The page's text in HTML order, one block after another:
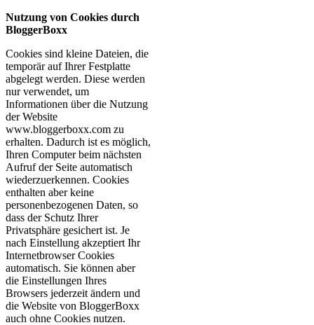
Nutzung von Cookies durch
BloggerBoxx
Cookies sind kleine Dateien, die
temporär auf Ihrer Festplatte
abgelegt werden. Diese werden
nur verwendet, um
Informationen über die Nutzung
der Website
www.bloggerboxx.com zu
erhalten. Dadurch ist es möglich,
Ihren Computer beim nächsten
Aufruf der Seite automatisch
wiederzuerkennen. Cookies
enthalten aber keine
personenbezogenen Daten, so
dass der Schutz Ihrer
Privatsphäre gesichert ist. Je
nach Einstellung akzeptiert Ihr
Internetbrowser Cookies
automatisch. Sie können aber
die Einstellungen Ihres
Browsers jederzeit ändern und
die Website von BloggerBoxx
auch ohne Cookies nutzen.